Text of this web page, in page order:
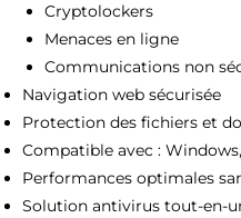
Cryptolockers
Menaces en ligne
Communications non
Navigation web sécurisée
Protection des fichiers et
Compatible avec :
Performances optimales
Solution antivirus tout-en-